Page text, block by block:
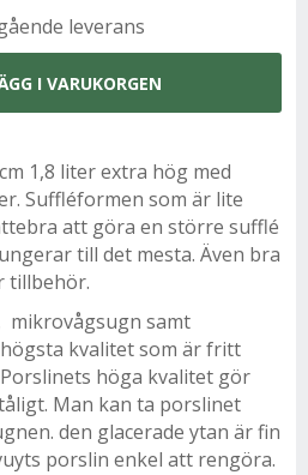
leverans
I VARUKORGEN
1,8 liter extra hög med
Suffléformen som är lite
att göra en större sufflé
till det mesta. Även bra
tillbehör.
mikrovågsugn samt
kvalitet som är fritt
höga kvalitet gör
Man kan ta porslinet
den glacerade ytan är fin
porslin enkel att rengöra.